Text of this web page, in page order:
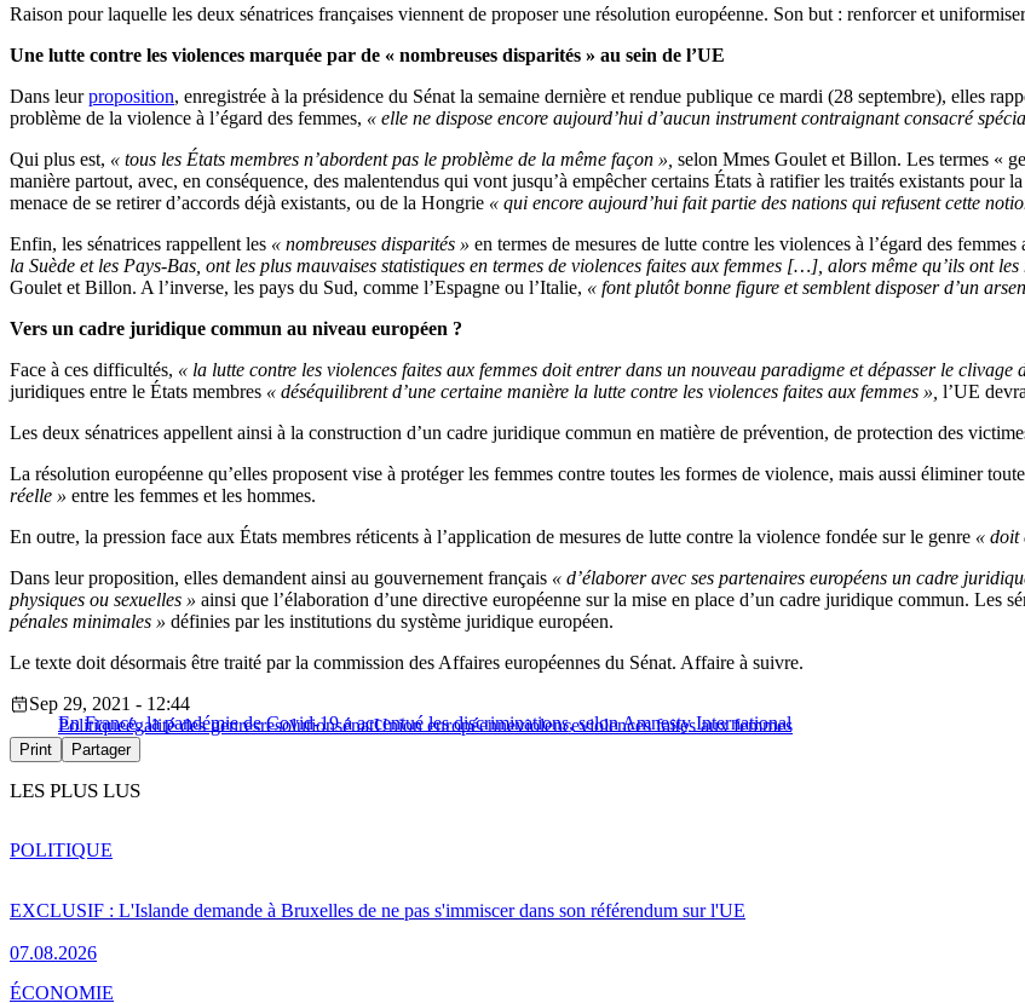
Raison pour laquelle les deux sénatrices françaises viennent de proposer une résolution européenne. Son but : renforcer et
Une lutte contre les violences marquée par de « nombreuses disparités » au sein de l’UE
Dans leurproposition, enregistrée à la présidence du Sénat la semaine dernière et rendue publique ce mardi (28 septembre), elles
problème de la violence à l’égard des femmes, « elle ne dispose encore aujourd’hui d’aucun instrument contraignant consacré
Qui plus est, « tous les États membres n’abordent pas le problème de la même façon », selon Mmes Goulet et Billon. Les termes «
manière partout, avec, en conséquence, des malentendus qui vont jusqu’à empêcher certains États à ratifier les traités existants pour
menace de se retirer d’accords déjà existants, ou de la Hongrie « qui encore aujourd’hui fait partie des nations qui refusent cette
Enfin, les sénatrices rappellent les « nombreuses disparités » en termes de mesures de lutte contre les violences à l’égard des femmes
la Suède et les Pays-Bas, ont les plus mauvaises statistiques en termes de violences faites aux femmes […], alors même qu’ils ont
Goulet et Billon. A l’inverse, les pays du Sud, comme l’Espagne ou l’Italie, « font plutôt bonne figure et semblent disposer d’un
Vers un cadre juridique commun au niveau européen ?
Face à ces difficultés, « la lutte contre les violences faites aux femmes doit entrer dans un nouveau paradigme et dépasser le clivage
juridiques entre le États membres « déséquilibrent d’une certaine manière la lutte contre les violences faites aux femmes », l’UE
Les deux sénatrices appellent ainsi à la construction d’un cadre juridique commun en matière de prévention, de protection des
La résolution européenne qu’elles proposent vise à protéger les femmes contre toutes les formes de violence, mais aussi éliminer
réelle » entre les femmes et les hommes.
En outre, la pression face aux États membres réticents à l’application de mesures de lutte contre la violence fondée sur le genre « doit
Dans leur proposition, elles demandent ainsi au gouvernement français « d’élaborer avec ses partenaires européens un cadre
physiques ou sexuelles » ainsi que l’élaboration d’une directive européenne sur la mise en place d’un cadre juridique commun. Les
pénales minimales » définies par les institutions du système juridique européen.
Le texte doit désormais être traité par la commission des Affaires européennes du Sénat. Affaire à suivre.
En France, la pandémie de Covid-19 a accentué les discriminations, selon Amnesty International
Sep 29, 2021 - 12:44
Politiqueégalité des genresresolutionsénatUnion européenneviolenceviolences faites aux femmes
Print Partager
LES PLUS LUS
EXCLUSIF : L'Islande demande à Bruxelles de ne pas s'immiscer dans son référendum sur l'UE
07.08.2026
POLITIQUE
ÉCONOMIE